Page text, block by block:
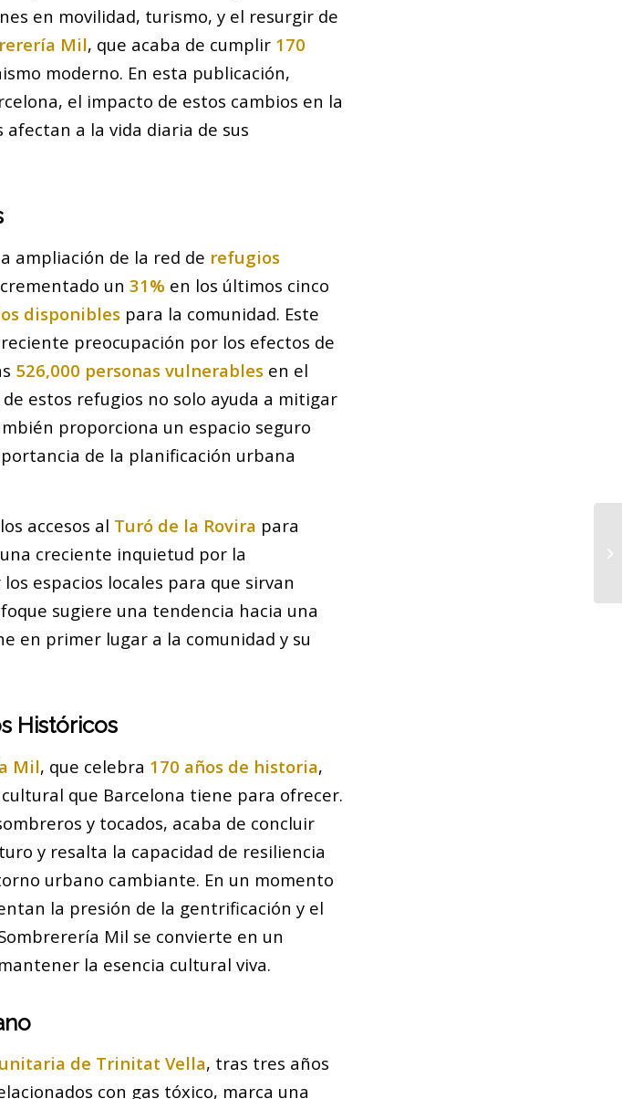
en movilidad, turismo, y el resurgir de
Mil, que acaba de cumplir 170
moderno. En esta publicación,
el impacto de estos cambios en la
a la vida diaria de sus
ampliación de la red de refugios
un 31% en los últimos cinco
disponibles para la comunidad. Este
preocupación por los efectos de
526,000 personas vulnerables en el
estos refugios no solo ayuda a mitigar
proporciona un espacio seguro
de la planificación urbana
accesos al Turó de la Rovira para
creciente inquietud por la
espacios locales para que sirvan
sugiere una tendencia hacia una
en primer lugar a la comunidad y su
Históricos
Mil, que celebra 170 años de historia,
que Barcelona tiene para ofrecer.
y tocados, acaba de concluir
y resalta la capacidad de resiliencia
urbano cambiante. En un momento
la presión de la gentrificación y el
Mil se convierte en un
la esencia cultural viva.
de Trinitat Vella, tras tres años
con gas tóxico, marca una